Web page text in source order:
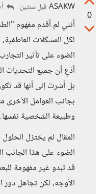
0
ASAKW قبل سنتين
أنني لم أقدم مفهوم
لكل المشكلات
الضوء على تأثير
أدّعِ أن جميع التحديات
بل أشرت إلى أنها قد
بجانب العوامل الأخرى
وطبيعة الشخصية نفسها.
المقال لم يختزل
الضوء على هذا الجانب
قد تبدو غير مفهومة
الأوجه، لكن تجاهل